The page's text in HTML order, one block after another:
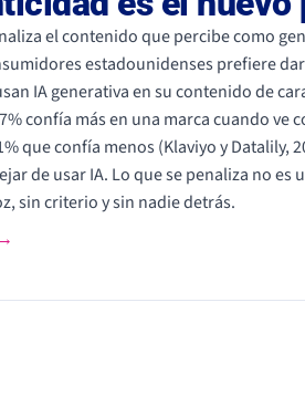
el contenido que percibe como
estadounidenses prefiere
IA generativa en su contenido de
confía más en una marca cuando ve
que confía menos (Klaviyo y Datalily,
de usar IA. Lo que se penaliza no es
sin criterio y sin nadie detrás.